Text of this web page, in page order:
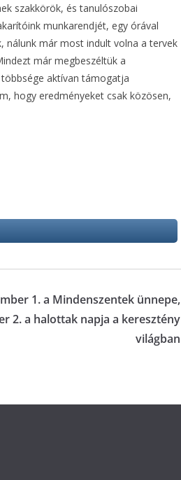
szakkörök, és tanulószobai
munkarendjét, egy órával
nálunk már most indult volna a tervek
már megbeszéltük a
aktívan támogatja
hogy eredményeket csak közösen,
1. a Mindenszentek ünnepe,
2. a halottak napja a keresztény
világban